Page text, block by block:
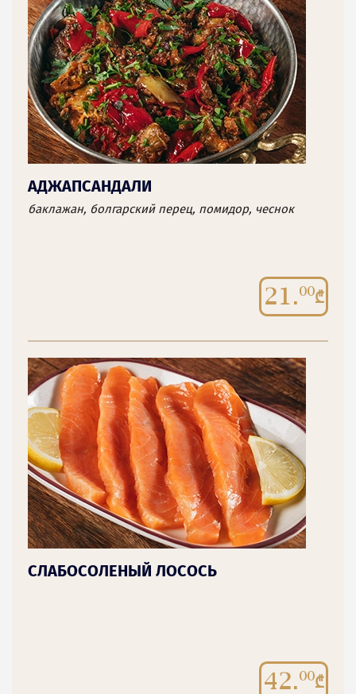
АДЖАПСАНДАЛИ
баклажан, болгарский перец, помидор, чеснок
21.00
СЛАБОСОЛЕНЫЙ ЛОСОСЬ
42.00